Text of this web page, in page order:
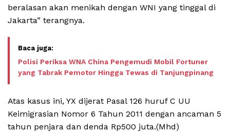
beralasan akan menikah dengan WNI yang tinggal di
Jakarta” terangnya.
Polisi Periksa WNA China Pengemudi Mobil Fortuner
yang Tabrak Pemotor Hingga Tewas di Tanjungpinang
Atas kasus ini, YX dijerat Pasal 126 huruf C UU
Keimigrasian Nomor 6 Tahun 2011 dengan ancaman 5
tahun penjara dan denda Rp500 juta.(Mhd)